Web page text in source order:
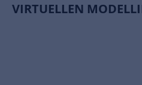
VIRTUELLEN